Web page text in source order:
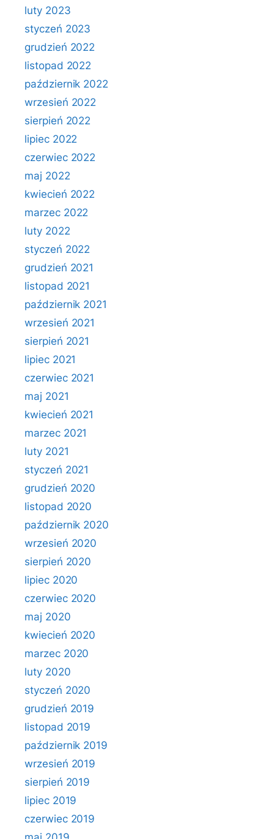
luty 2023
styczeń 2023
grudzień 2022
listopad 2022
październik 2022
wrzesień 2022
sierpień 2022
lipiec 2022
czerwiec 2022
maj 2022
kwiecień 2022
marzec 2022
luty 2022
styczeń 2022
grudzień 2021
listopad 2021
październik 2021
wrzesień 2021
sierpień 2021
lipiec 2021
czerwiec 2021
maj 2021
kwiecień 2021
marzec 2021
luty 2021
styczeń 2021
grudzień 2020
listopad 2020
październik 2020
wrzesień 2020
sierpień 2020
lipiec 2020
czerwiec 2020
maj 2020
kwiecień 2020
marzec 2020
luty 2020
styczeń 2020
grudzień 2019
listopad 2019
październik 2019
wrzesień 2019
sierpień 2019
lipiec 2019
czerwiec 2019